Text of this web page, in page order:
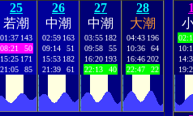
25
若潮
01:37 143
08:21
50
15:25 171
21:05
85
26
中潮
02:59 163
09:14
51
15:53 182
21:39
61
27
中潮
03:55 182
09:58
55
16:20 193
22:13
40
28
大潮
04:43 196
10:36
64
16:46202
22:47
22